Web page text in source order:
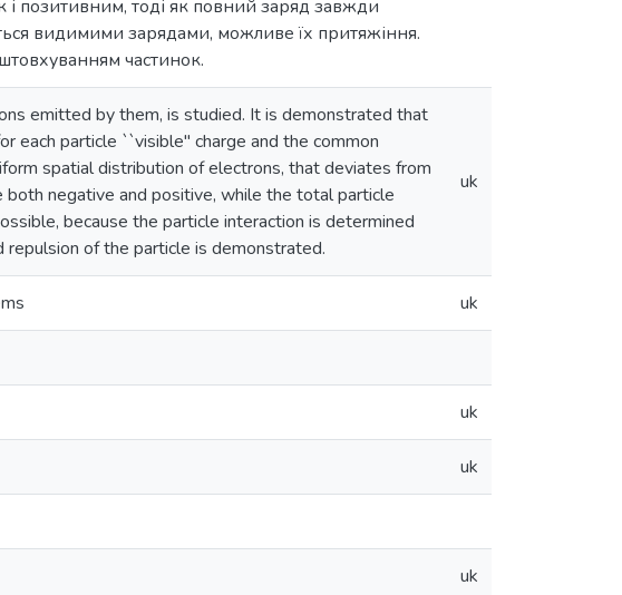
позитивним, тоді як повний заряд завжди
видимими зарядами, можливе їх притяжіння.
частинок.
emitted by them, is studied. It is demonstrated that
each particle ``visible'' charge and the common
spatial distribution of electrons, that deviates from
both negative and positive, while the total particle
because the particle interaction is determined
of the particle is demonstrated.
uk
uk
uk
uk
uk